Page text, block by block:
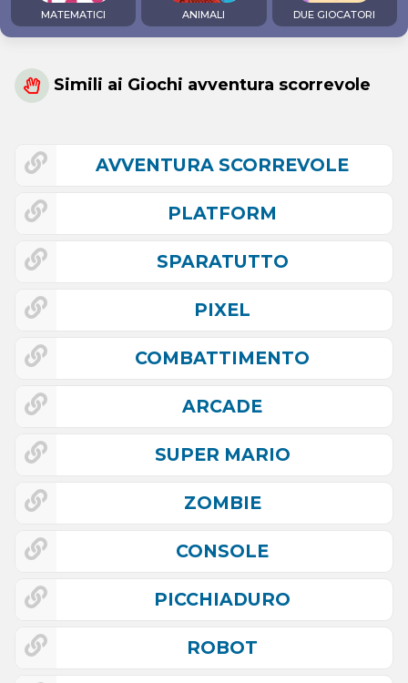
MATEMATICI ANIMALI DUE GIOCATORI
Simili ai Giochi avventura scorrevole
AVVENTURA SCORREVOLE
PLATFORM
SPARATUTTO
PIXEL
COMBATTIMENTO
ARCADE
SUPER MARIO
ZOMBIE
CONSOLE
PICCHIADURO
ROBOT